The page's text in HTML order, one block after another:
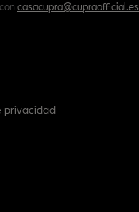
casacupra@cupraofficial.es
privacidad